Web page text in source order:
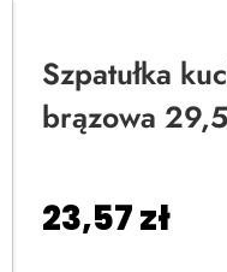
Szpatułka
brązowa
23,57zł